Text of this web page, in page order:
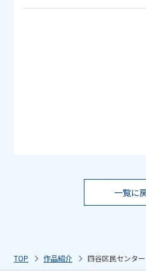
一覧に
TOP 作品紹介 四谷区民センター